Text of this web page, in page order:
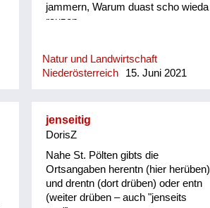
jammern, Warum duast scho wieda
rauzen.
Natur und Landwirtschaft
Niederösterreich
15. Juni 2021
jenseitig
DorisZ
Nahe St. Pölten gibts die
Ortsangaben herentn (hier herüben)
und drentn (dort drüben) oder entn
(weiter drüben – auch "jenseits